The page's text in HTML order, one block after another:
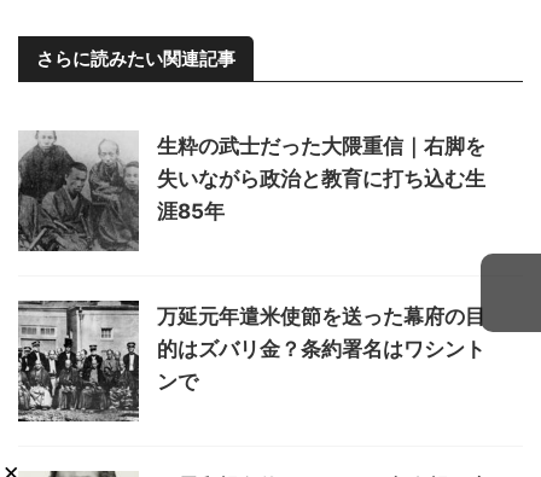
さらに読みたい関連記事
生粋の武士だった大隈重信｜右脚を
失いながら政治と教育に打ち込む生
涯85年
万延元年遣米使節を送った幕府の目
的はズバリ金？条約署名はワシント
ンで